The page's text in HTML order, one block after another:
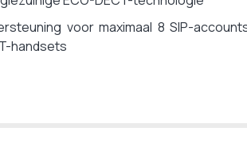
voor maximaal 8 SIP-
handsets